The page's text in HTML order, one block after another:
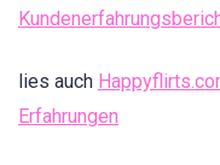
lies auch
Erfahrungen